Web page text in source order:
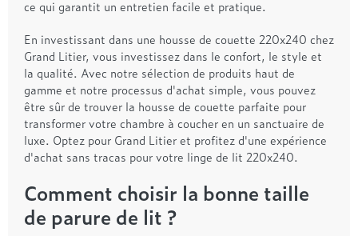
ce qui garantit un entretien facile et pratique.
En investissant dans une housse de couette 220x240 chez
Grand Litier, vous investissez dans le confort, le style et
la qualité. Avec notre sélection de produits haut de
gamme et notre processus d'achat simple, vous pouvez
être sûr de trouver la housse de couette parfaite pour
transformer votre chambre à coucher en un sanctuaire de
luxe. Optez pour Grand Litier et profitez d'une expérience
d'achat sans tracas pour votre linge de lit 220x240.
Comment choisir la bonne taille
de parure de lit ?